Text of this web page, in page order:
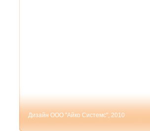
Дизайн ООО "Айко Системс", 2010